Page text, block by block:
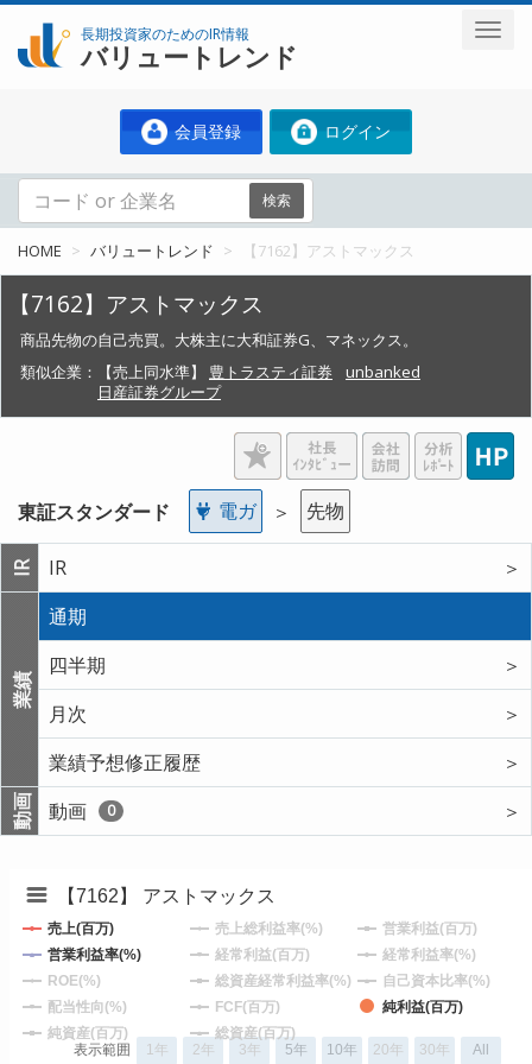
長期投資家のためのIR情報
バリュートレンド
会員登録 ログイン
検索
HOME バリュートレンド 【7162】アストマックス
【7162】アストマックス
商品先物の自己売買。大株主に大和証券G、マネックス。
類似企業：
【売上同水準】 豊トラスティ証券
unbanked
日産証券グループ
東証スタンダード 電ガ ＞ 先物
IR IR ＞
業績
通期
四半期
＞
月次
＞
業績予想修正履歴
＞
動画 動画 0 ＞
【7162】 アストマックス
表示範囲 1年 2年 3年 5年 10年 20年 30年 All
売上(百万) 売上総利益率(%)
営業利益(百万)
営業利益率(%)
経常利益(百万)
経常利益率(%)
ROE(%)
総資産経常利益率(%)
自己資本比率(%)
配当性向(%)
FCF(百万)
純利益(百万)
純資産(百万)
総資産(百万)